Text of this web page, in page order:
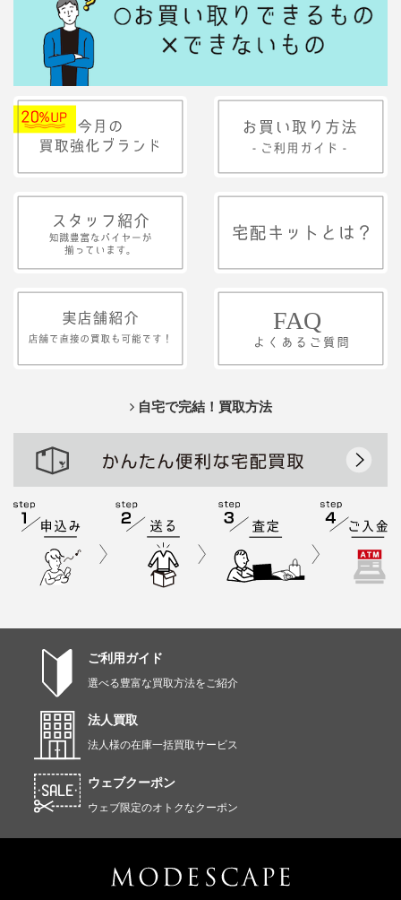
自宅で完結！買取方法
ご利用ガイド
選べる豊富な買取方法をご紹介
法人買取
法人様の在庫一括買取サービス
ウェブクーポン
ウェブ限定のオトクなクーポン